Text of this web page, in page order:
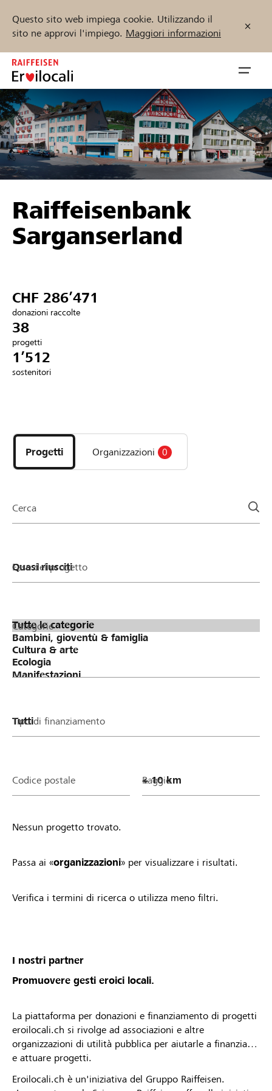
Questo sito web impiega cookie. Utilizzando il
sito ne approvi l'impiego. Maggiori informazioni
Zum
Inhalt
springen
öffnen
Sostenere
Aiuto & supporto
Collegarsi
Trova progetti e organizzazioni
Inizia ora
DE FR IT
Raiffeisenbank
Sarganserland
CHF 286’471
donazioni raccolte
38
progetti
1’512
sostenitori
i
progetti
e
della
Progetti Organizzazioni 0
Cerca
Fase del progetto
Categorie
Tipo di finanziamento
Codice postale Raggio
Nessun progetto trovato.
Passa ai «organizzazioni» per visualizzare i risultati.
Verifica i termini di ricerca o utilizza meno filtri.
I nostri partner
Promuovere gesti eroici locali.
La piattaforma per donazioni e finanziamento di progetti
eroilocali.ch si rivolge ad associazioni e altre
organizzazioni di utilità pubblica per aiutarle a finanziare
e attuare progetti.
Eroilocali.ch è un'iniziativa del Gruppo Raiffeisen.